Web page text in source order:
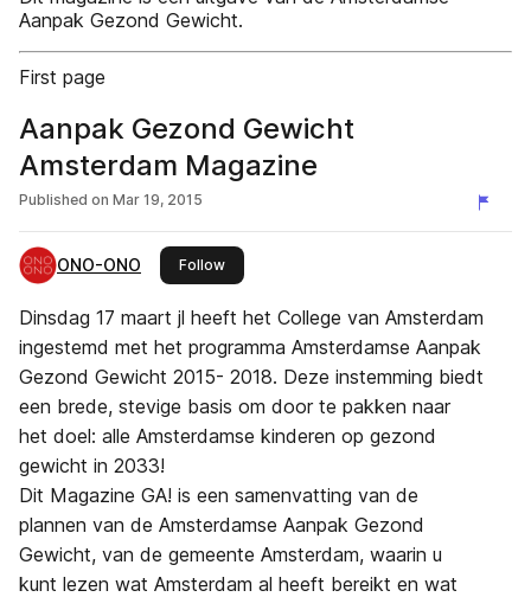
Aanpak Gezond Gewicht.
First page
Aanpak Gezond Gewicht
Amsterdam Magazine
Published on Mar 19, 2015
ONO-ONO Followthis publisher
Dinsdag 17 maart jl heeft het College van Amsterdam
ingestemd met het programma Amsterdamse Aanpak
Gezond Gewicht 2015- 2018. Deze instemming biedt
een brede, stevige basis om door te pakken naar
het doel: alle Amsterdamse kinderen op gezond
gewicht in 2033!
Dit Magazine GA! is een samenvatting van de
plannen van de Amsterdamse Aanpak Gezond
Gewicht, van de gemeente Amsterdam, waarin u
kunt lezen wat Amsterdam al heeft bereikt en wat